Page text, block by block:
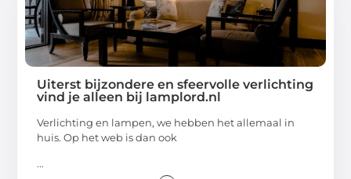
Uiterst bijzondere en sfeervolle verlichting
vind je alleen bij lamplord.nl
Verlichting en lampen, we hebben het allemaal in
huis. Op het web is dan ook
...